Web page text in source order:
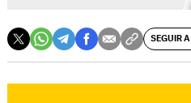
SEGUIR A